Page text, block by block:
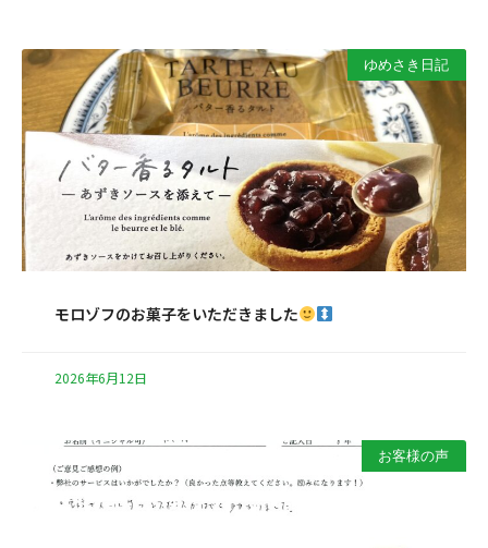
ゆめさき日記
モロゾフのお菓子をいただきました
2026年6月12日
お客様の声